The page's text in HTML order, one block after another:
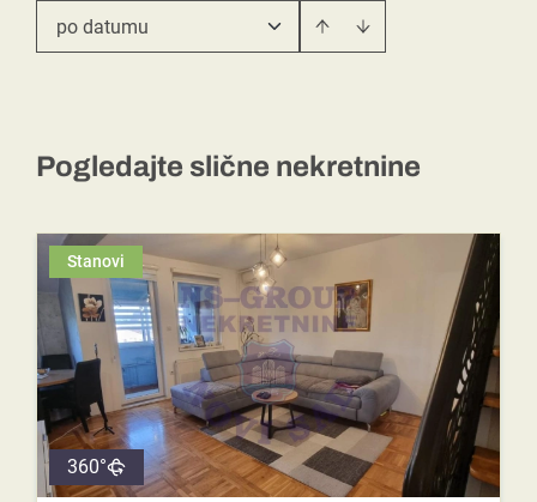
po datumu
Pogledajte slične nekretnine
Stanovi
360°